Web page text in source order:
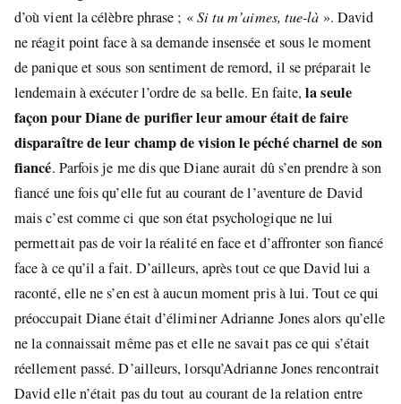
d’où vient la célèbre phrase ; «Si tu m’aimes, tue-là ». David
ne réagit point face à sa demande insensée et sous le moment
de panique et sous son sentiment de remord, il se préparait le
lendemain à exécuter l’ordre de sa belle. En faite,la seule
façon pour Diane de purifier leur amour était de faire
disparaître de leur champ de vision le péché charnel de son
fiancé. Parfois je me dis que Diane aurait dû s’en prendre à son
fiancé une fois qu’elle fut au courant de l’aventure de David
mais c’est comme ci que son état psychologique ne lui
permettait pas de voir la réalité en face et d’affronter son fiancé
face à ce qu’il a fait. D’ailleurs, après tout ce que David lui a
raconté, elle ne s’en est à aucun moment pris à lui. Tout ce qui
préoccupait Diane était d’éliminer Adrianne Jones alors qu’elle
ne la connaissait même pas et elle ne savait pas ce qui s’était
réellement passé. D’ailleurs, lorsqu’Adrianne Jones rencontrait
David elle n’était pas du tout au courant de la relation entre